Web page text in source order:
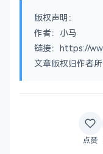
版权声明：
作者：小马
链接：https://
文章版权归作者
点赞